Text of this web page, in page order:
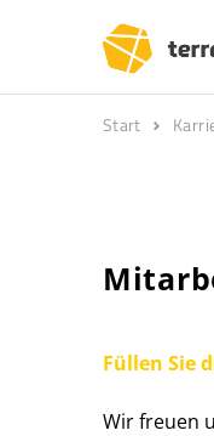
Start
Füllen Sie
Wir freuen